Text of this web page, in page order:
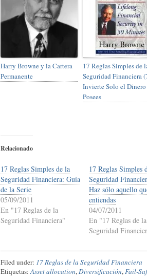
Harry Browne y la Cartera
Permanente
17 Reglas Simples de
Seguridad Financiera
Invierte Solo el
Posees
Relacionado
17 Reglas Simples de la
Seguridad Financiera: Guía
de la Serie
05/09/2011
En "17 Reglas de la
Seguridad Financiera"
17 Reglas Simples
Seguridad
Haz sólo aquello
entiendas
04/07/2011
En "17 Reglas de la
Seguridad
Filed under: 17 Reglas de la Seguridad Financiera
Etiquetas:Asset allocation,Diversificación,Fail-